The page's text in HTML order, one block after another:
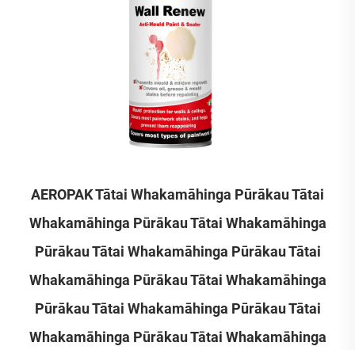
AEROPAK Tātai Whakamāhinga Pūrākau Tātai
Whakamāhinga Pūrākau Tātai Whakamāhinga
Pūrākau Tātai Whakamāhinga Pūrākau Tātai
Whakamāhinga Pūrākau Tātai Whakamāhinga
Pūrākau Tātai Whakamāhinga Pūrākau Tātai
Whakamāhinga Pūrākau Tātai Whakamāhinga